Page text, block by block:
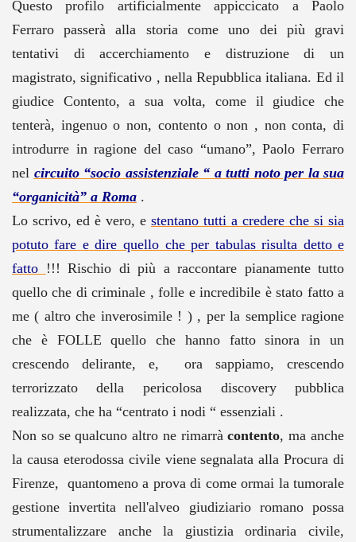
Questo profilo artificialmente appiccicato a Paolo
Ferraro passerà alla storia come uno dei più gravi
tentativi di accerchiamento e distruzione di un
magistrato, significativo , nella Repubblica italiana. Ed il
giudice Contento, a sua volta, come il giudice che
tenterà, ingenuo o non, contento o non , non conta, di
introdurre in ragione del caso “umano”, Paolo Ferraro
nel circuito “socio assistenziale “ a tutti noto per la sua
“organicità” a Roma .
Lo scrivo, ed è vero, e stentano tutti a credere che si sia
potuto fare e dire quello che per tabulas risulta detto e
fatto !!! Rischio di più a raccontare pianamente tutto
quello che di criminale , folle e incredibile è stato fatto a
me ( altro che inverosimile ! ) , per la semplice ragione
che è FOLLE quello che hanno fatto sinora in un
crescendo delirante, e, ora sappiamo, crescendo
terrorizzato della pericolosa discovery pubblica
realizzata, che ha “centrato i nodi “ essenziali .
Non so se qualcuno altro ne rimarràcontento, ma anche
la causa eterodossa civile viene segnalata alla Procura di
Firenze, quantomeno a prova di come ormai la tumorale
gestione invertita nell'alveo giudiziario romano possa
strumentalizzare anche la giustizia ordinaria civile,